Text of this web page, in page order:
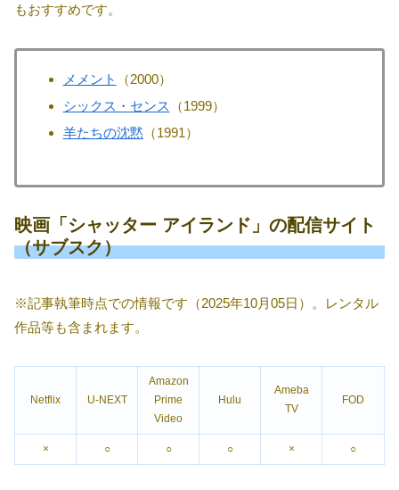
もおすすめです。
メメント
（2000）
シックス・センス （1999）
羊たちの沈黙 （1991）
映画「シャッター アイランド」の配信サイト
（サブスク）
※記事執筆時点での情報です（2025年10月05日）。レンタル
作品等も含まれます。
Netflix U-NEXT
Amazon
Prime
Video
Hulu
Ameba
TV
FOD
× ○ ○ ○ × ○